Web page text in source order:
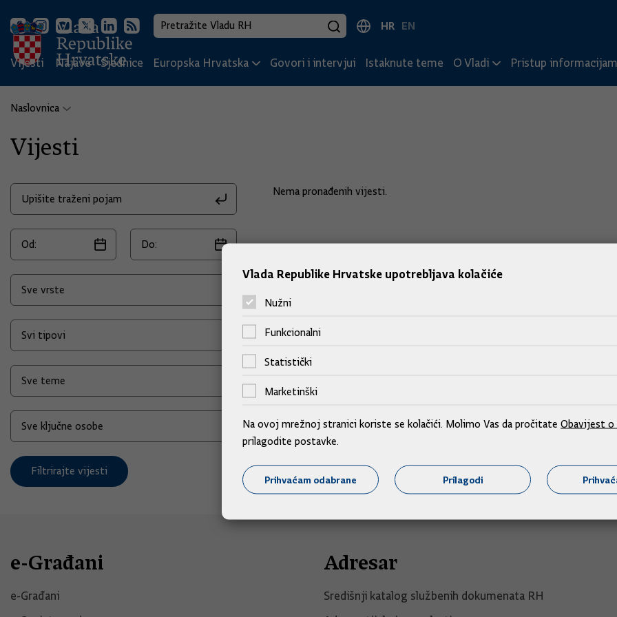
HR EN
Vijesti Najave Sjednice Europska Hrvatska Govori i intervjui Istaknute teme O Vladi Pristup
Naslovnica
Vijesti
Filtrirajte vijesti
Nema pronađenih vijesti.
e-Građani
e-Građani
Adresar
Središnji katalog službenih dokumenata RH
Vlada Republike Hrvatske upotrebljava kolačiće
Nužni
Funkcionalni
Statistički
Marketinški
Na ovoj mrežnoj stranici koriste se kolačići. Molimo Vas da pročitate Obavijest o
prilagodite postavke.
Prihvaćam odabrane Prilagodi